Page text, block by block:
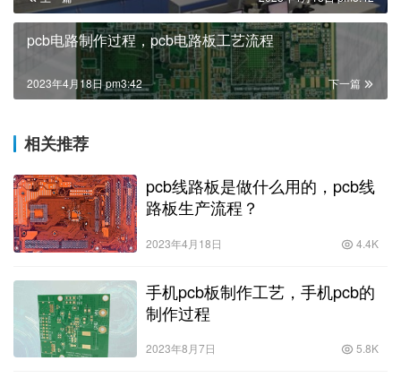
pcb电路制作过程，pcb电路板工艺流程
下一篇
2023年4月18日 pm3:42
相关推荐
pcb线路板是做什么用的，pcb线
路板生产流程？
2023年4月18日 4.4K
手机pcb板制作工艺，手机pcb的
制作过程
2023年8月7日 5.8K